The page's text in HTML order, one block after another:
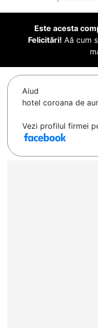
Este acesta
Felicitări! Aă cum
Aiud
hotel coroana de aur
Vezi profilul firmei